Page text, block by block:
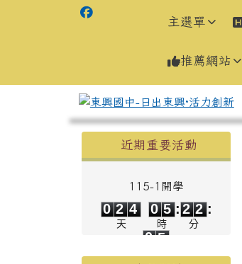
主選單
推薦網站
左邊區域內容
近期重要活動
115-1開學
0 2
4
4
天
0
0
5
5
時
:
2
2 2
分
:
0
0
4
4